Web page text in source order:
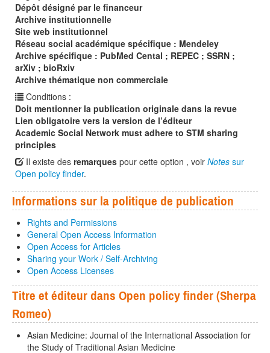
Dépôt désigné par le financeur
Archive institutionnelle
Site web institutionnel
Réseau social académique spécifique : Mendeley
Archive spécifique : PubMed Cental ; REPEC ; SSRN ;
arXiv ; bioRxiv
Archive thématique non commerciale
Conditions :
Doit mentionner la publication originale dans la revue
Lien obligatoire vers la version de l’éditeur
Academic Social Network must adhere to STM sharing
principles
Il existe des remarques pour cette option , voir Notes sur
Open policy finder.
Informations sur la politique de publication
Rights and Permissions
General Open Access Information
Open Access for Articles
Sharing your Work / Self-Archiving
Open Access Licenses
Titre et éditeur dans Open policy finder (Sherpa
Romeo)
Asian Medicine: Journal of the International Association for
the Study of Traditional Asian Medicine